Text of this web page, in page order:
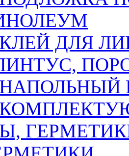
КЛЕЙ ДЛЯ
НАПОЛЬНЫЙ